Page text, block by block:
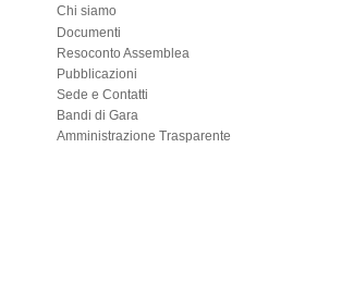
Chi siamo
Documenti
Resoconto Assemblea
Pubblicazioni
Sede e Contatti
Bandi di Gara
Amministrazione Trasparente